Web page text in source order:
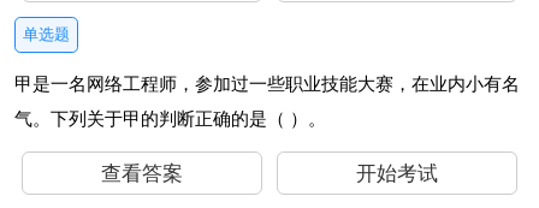
单选题
甲是一名网络工程师，参加过一些职业技能大赛，在业内小有名
气。下列关于甲的判断正确的是（ ）。
查看答案 开始考试